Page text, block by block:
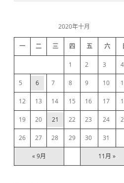
d
b
a
r
2020年十月
一 二 三 四 五 六
« 9月 11月 »
1 2 3 4
5 6 7 8 9 10
12 13 14 15 16 17
19 20 21 22 23 24
26 27 28 29 30 31